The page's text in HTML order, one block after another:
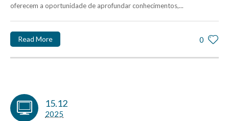
oferecem a oportunidade de aprofundar conhecimentos,...
0
Read More
15.12
2025